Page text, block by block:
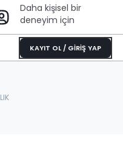
Daha kişisel bir
deneyim için
KAYIT OL / GİRİŞ YAP